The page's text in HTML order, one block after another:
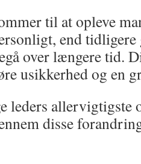
til at opleve
end tidligere
over længere tid.
usikkerhed og en
leders allervigtigste
disse